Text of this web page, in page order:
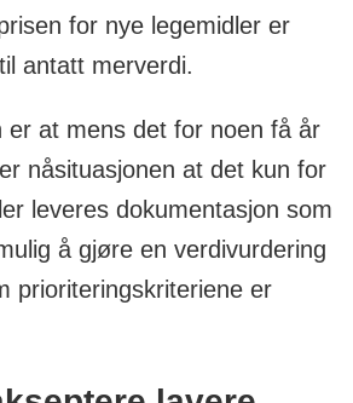
for nye legemidler er
antatt merverdi.
er at mens det for noen få år
nåsituasjonen at det kun for
leveres dokumentasjon som
å gjøre en verdivurdering
prioriteringskriteriene er